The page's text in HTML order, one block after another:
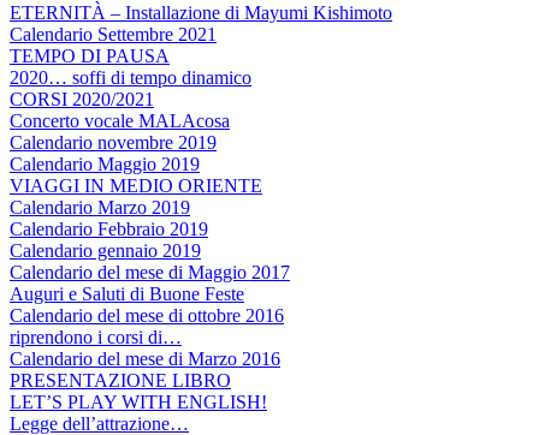
ETERNITÀ – Installazione di Mayumi Kishimoto
Calendario Settembre 2021
TEMPO DI PAUSA
2020… soffi di tempo dinamico
CORSI 2020/2021
Concerto vocale MALAcosa
Calendario novembre 2019
Calendario Maggio 2019
VIAGGI IN MEDIO ORIENTE
Calendario Marzo 2019
Calendario Febbraio 2019
Calendario gennaio 2019
Calendario del mese di Maggio 2017
Auguri e Saluti di Buone Feste
Calendario del mese di ottobre 2016
riprendono i corsi di…
Calendario del mese di Marzo 2016
PRESENTAZIONE LIBRO
LET’S PLAY WITH ENGLISH!
Legge dell’attrazione…